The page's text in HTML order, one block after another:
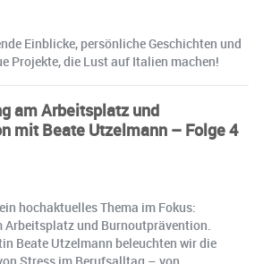
Einblicke, persönliche Geschichten und
Projekte, die Lust auf Italien machen!
am Arbeitsplatz und
mit Beate Utzelmann – Folge 4
hochaktuelles Thema im Fokus:
Arbeitsplatz und Burnoutprävention.
Beate Utzelmann beleuchten wir die